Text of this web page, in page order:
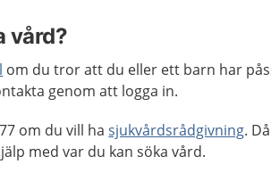
vård?
om du tror att du eller ett barn har
genom att logga in.
om du vill hasjukvårdsrådgivning.
med var du kan söka vård.